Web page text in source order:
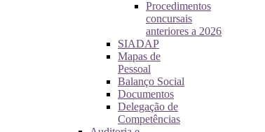
Procedimentos
concursais
anteriores a 2026
SIADAP
Mapas de
Pessoal
Balanço Social
Documentos
Delegação de
Competências